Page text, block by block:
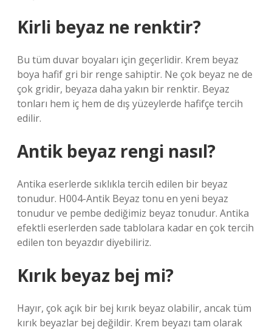
Kirli beyaz ne renktir?
Bu tüm duvar boyaları için geçerlidir. Krem beyaz
boya hafif gri bir renge sahiptir. Ne çok beyaz ne de
çok gridir, beyaza daha yakın bir renktir. Beyaz
tonları hem iç hem de dış yüzeylerde hafifçe tercih
edilir.
Antik beyaz rengi nasıl?
Antika eserlerde sıklıkla tercih edilen bir beyaz
tonudur. H004-Antik Beyaz tonu en yeni beyaz
tonudur ve pembe dediğimiz beyaz tonudur. Antika
efektli eserlerden sade tablolara kadar en çok tercih
edilen ton beyazdır diyebiliriz.
Kırık beyaz bej mi?
Hayır, çok açık bir bej kırık beyaz olabilir, ancak tüm
kırık beyazlar bej değildir. Krem beyazı tam olarak